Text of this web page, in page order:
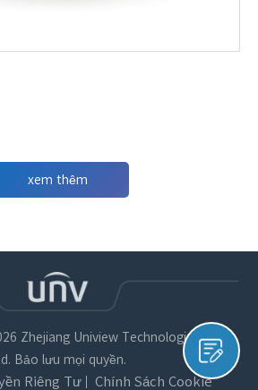
xem thêm
Zhejiang Uniview Technologies Co.,
Bảo lưu mọi quyền.
Riêng Tư Chính Sách Cookie